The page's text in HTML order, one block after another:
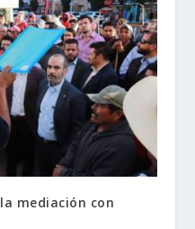
mediación con